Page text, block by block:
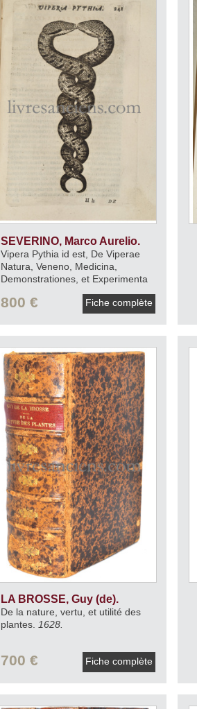
SEVERINO, Marco Aurelio.
Vipera Pythia id est, De Viperae
Natura, Veneno, Medicina,
Demonstrationes, et Experimenta
800 € Fiche complète
LA BROSSE, Guy (de).
De la nature, vertu, et utilité des
plantes. 1628.
700 € Fiche complète